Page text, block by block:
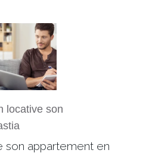
locative son
son appartement en